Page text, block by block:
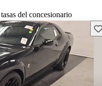
del concesionario